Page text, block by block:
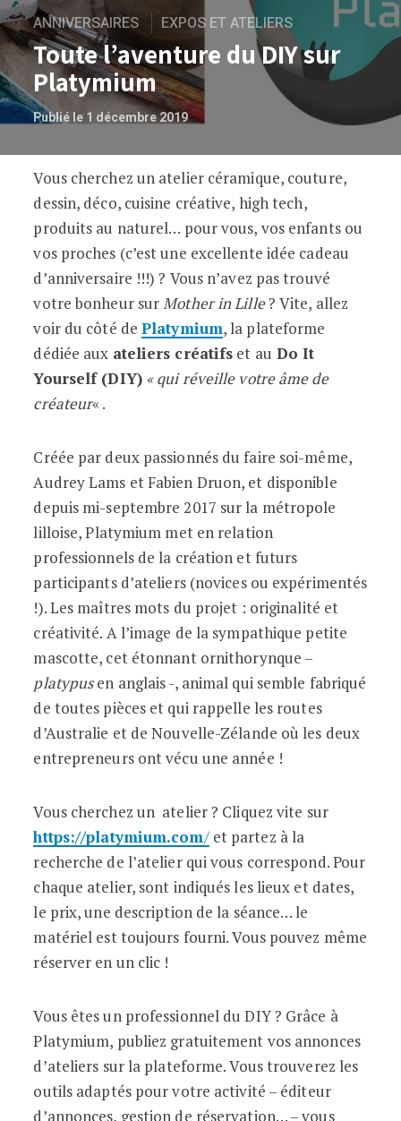
ANNIVERSAIRES EXPOS ET ATELIERS
Toute l’aventure du DIY sur
Platymium
Publié le 1 décembre 2019
Toute l’aventure du DIY sur Platymium
Vous cherchez un atelier céramique, couture,
dessin, déco, cuisine créative, high tech,
produits au naturel… pour vous, vos enfants ou
vos proches (c’est une excellente idée cadeau
d’anniversaire !!!) ? Vous n’avez pas trouvé
votre bonheur surMother in Lille? Vite, allez
voir du côté dePlatymium, la plateforme
dédiée aux ateliers créatifs et au Do It
Yourself (DIY)« qui réveille votre âme de
créateur« .
Créée par deux passionnés du faire soi-même,
Audrey Lams et Fabien Druon, et disponible
depuis mi-septembre 2017 sur la métropole
lilloise, Platymium met en relation
professionnels de la création et futurs
participants d’ateliers (novices ou expérimentés
!). Les maîtres mots du projet : originalité et
créativité. A l’image de la sympathique petite
mascotte, cet étonnant ornithorynque –
platypusen anglais -, animal qui semble fabriqué
de toutes pièces et qui rappelle les routes
d’Australie et de Nouvelle-Zélande où les deux
entrepreneurs ont vécu une année !
Vous cherchez un atelier ? Cliquez vite sur
https://platymium.com/et partez à la
recherche de l’atelier qui vous correspond. Pour
chaque atelier, sont indiqués les lieux et dates,
le prix, une description de la séance… le
matériel est toujours fourni. Vous pouvez même
réserver en un clic !
Vous êtes un professionnel du DIY ? Grâce à
Platymium, publiez gratuitement vos annonces
d’ateliers sur la plateforme. Vous trouverez les
outils adaptés pour votre activité – éditeur
d’annonces, gestion de réservation… – vous